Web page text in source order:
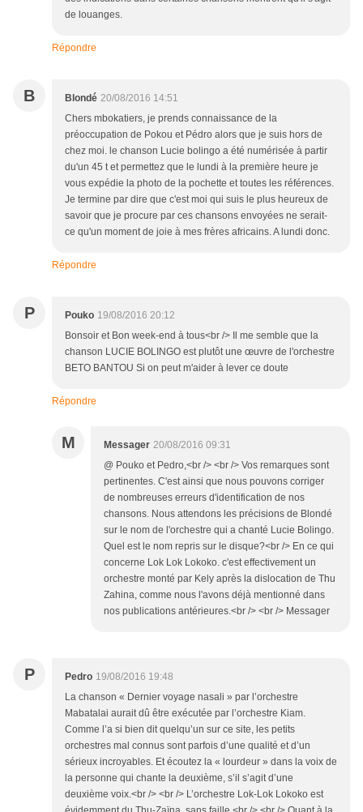
de louanges.
Répondre
B Blondé 20/08/2016 14:51
Chers mbokatiers, je prends connaissance de la
préoccupation de Pokou et Pédro alors que je suis hors de
chez moi. le chanson Lucie bolingo a été numérisée à partir
du'un 45 t et permettez que le lundi à la première heure je
vous expédie la photo de la pochette et toutes les références.
Je termine par dire que c'est moi qui suis le plus heureux de
savoir que je procure par ces chansons envoyées ne serait-
ce qu'un moment de joie à mes frères africains. A lundi donc.
Répondre
P Pouko 19/08/2016 20:12
Bonsoir et Bon week-end à tous<br /> Il me semble que la
chanson LUCIE BOLINGO est plutôt une œuvre de l'orchestre
BETO BANTOU Si on peut m'aider à lever ce doute
Répondre
M Messager 20/08/2016 09:31
@ Pouko et Pedro,<br /> <br /> Vos remarques sont
pertinentes. C'est ainsi que nous pouvons corriger
de nombreuses erreurs d'identification de nos
chansons. Nous attendons les précisions de Blondé
sur le nom de l'orchestre qui a chanté Lucie Bolingo.
Quel est le nom repris sur le disque?<br /> En ce qui
concerne Lok Lok Lokoko. c'est effectivement un
orchestre monté par Kely après la dislocation de Thu
Zahina, comme nous l'avons déjà mentionné dans
nos publications antérieures.<br /> <br /> Messager
P Pedro 19/08/2016 19:48
La chanson « Dernier voyage nasali » par l’orchestre
Mabatalai aurait dû être exécutée par l’orchestre Kiam.
Comme l’a si bien dit quelqu’un sur ce site, les petits
orchestres mal connus sont parfois d’une qualité et d’un
sérieux incroyables. Et écoutez la « lourdeur » dans la voix de
la personne qui chante la deuxième, s’il s’agit d’une
deuxième voix.<br /> <br /> L’orchestre Lok-Lok Lokoko est